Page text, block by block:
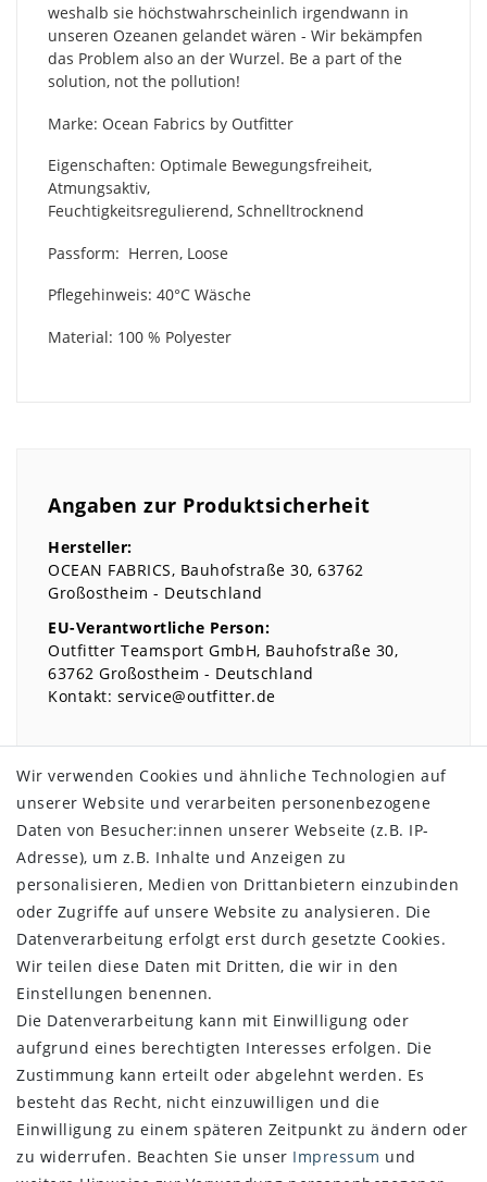
weshalb sie höchstwahrscheinlich irgendwann in
unseren Ozeanen gelandet wären - Wir bekämpfen
das Problem also an der Wurzel. Be a part of the
solution, not the pollution!
Marke: Ocean Fabrics by Outfitter
Eigenschaften: Optimale Bewegungsfreiheit,
Atmungsaktiv,
Feuchtigkeitsregulierend, Schnelltrocknend
Passform: Herren, Loose
Pflegehinweis: 40°C Wäsche
Material: 100 % Polyester
Angaben zur Produktsicherheit
Hersteller:
OCEAN FABRICS Bauhofstraße 30 63762
Großostheim
Deutschland
EU-Verantwortliche Person:
Outfitter Teamsport GmbH Bauhofstraße 30
63762 Großostheim
Deutschland
Kontakt: service@outfitter.de
SHOP
Impressum
Daten­schutz­erklärung
AGB
Widerrufs­recht
SERVICE
Über uns
Zahlung und Versand
Retoure
NEWSLETTER
Wir verwenden Cookies und ähnliche Technologien auf
unserer Website und verarbeiten personenbezogene
Daten von Besucher:innen unserer Webseite (z.B. IP-
Adresse), um z.B. Inhalte und Anzeigen zu
personalisieren, Medien von Drittanbietern einzubinden
oder Zugriffe auf unsere Website zu analysieren. Die
Datenverarbeitung erfolgt erst durch gesetzte Cookies.
Wir teilen diese Daten mit Dritten, die wir in den
Einstellungen benennen.
Die Datenverarbeitung kann mit Einwilligung oder
aufgrund eines berechtigten Interesses erfolgen. Die
Zustimmung kann erteilt oder abgelehnt werden. Es
besteht das Recht, nicht einzuwilligen und die
Einwilligung zu einem späteren Zeitpunkt zu ändern oder
zu widerrufen. Beachten Sie unser Impressum und